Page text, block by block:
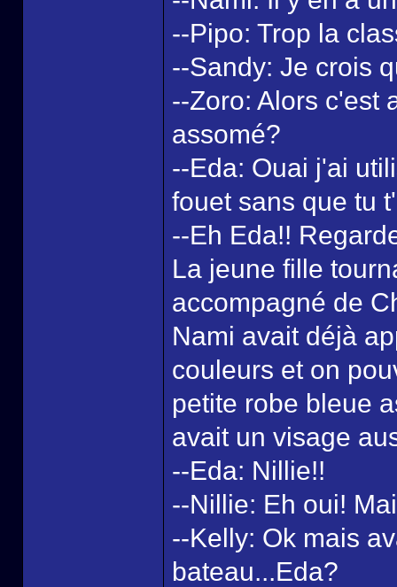
--Pipo: Trop la
--Sandy: Je crois
--Zoro: Alors c'est
assomé?
--Eda: Ouai j'ai
fouet sans que tu
--Eh Eda!!
La jeune fille
accompagné de
Nami avait déjà
couleurs et on
petite robe bleue
avait un visage
--Eda: Nillie!!
--Nillie: Eh oui!
--Kelly: Ok mais
bateau...Eda?